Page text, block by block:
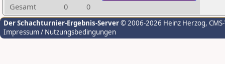
Gesamt
0 0
Der Schachturnier-Ergebnis-Server© 2006-2026 Heinz Herzog,
Impressum / Nutzungsbedingungen